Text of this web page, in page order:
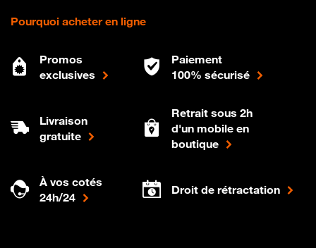
Pourquoi acheter en ligne
Promos
exclusives
Paiement
100% sécurisé
Livraison
gratuite
Retrait sous 2h
d'un mobile en
boutique
À vos cotés
24h/24
Droit de rétractation